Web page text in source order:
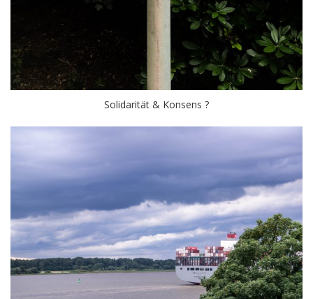
Solidarität & Konsens ?